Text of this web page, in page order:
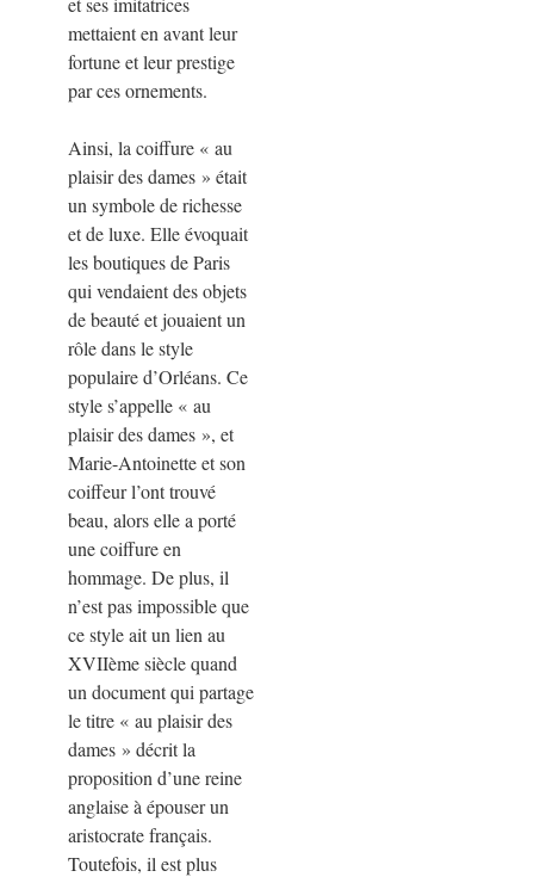
mettaient en avant leur
fortune et leur prestige
par ces ornements.
Ainsi, la coiffure « au
plaisir des dames » était
un symbole de richesse
et de luxe. Elle évoquait
les boutiques de Paris
qui vendaient des objets
de beauté et jouaient un
rôle dans le style
populaire d’Orléans. Ce
style s’appelle « au
plaisir des dames », et
Marie-Antoinette et son
coiffeur l’ont trouvé
beau, alors elle a porté
une coiffure en
hommage. De plus, il
n’est pas impossible que
ce style ait un lien au
XVIIème siècle quand
un document qui partage
le titre « au plaisir des
dames » décrit la
proposition d’une reine
anglaise à épouser un
aristocrate français.
Toutefois, il est plus